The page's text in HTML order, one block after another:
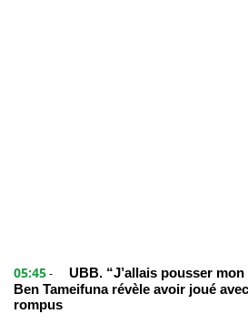
05:45 -
UBB. “J’allais pousser
Ben Tameifuna révèle avoir joué
rompus